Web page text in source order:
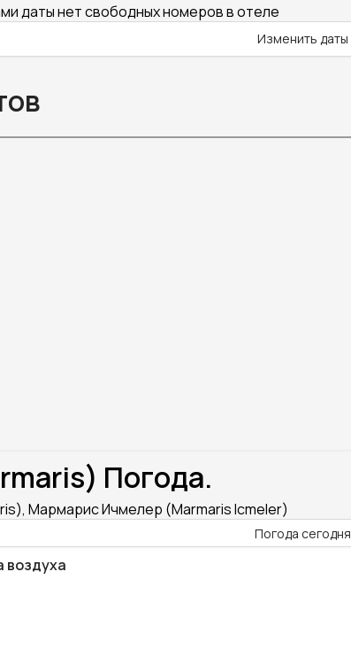
даты нет свободных номеров в отеле
Изменить даты
Погода.
Мармарис Ичмелер (Marmaris Icmeler)
Погода сегодня
воздуха